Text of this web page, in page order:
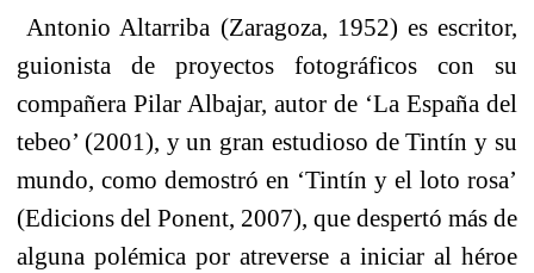
Antonio Altarriba (Zaragoza, 1952) es escritor,
guionista de proyectos fotográficos con su
compañera Pilar Albajar, autor de ‘La España del
tebeo’ (2001), y un gran estudioso de Tintín y su
mundo, como demostró en ‘Tintín y el loto rosa’
(Edicions del Ponent, 2007), que despertó más de
alguna polémica por atreverse a iniciar al héroe